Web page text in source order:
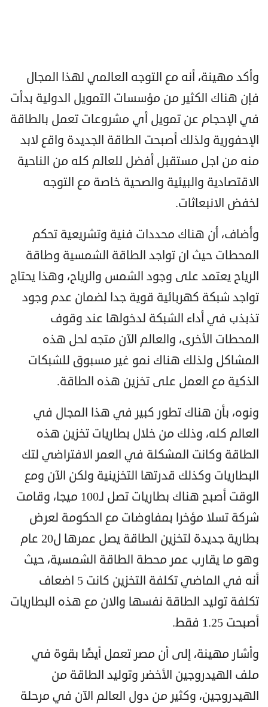
وأكد مهينة، أنه مع التوجه العالمي لهذا المجال
فإن هناك الكثير من مؤسسات التمويل الدولية بدأت
في الإحجام عن تمويل أي مشروعات تعمل بالطاقة
الإحفورية ولذلك أصبحت الطاقة الجديدة واقع لابد
منه من اجل مستقبل أفضل للعالم كله من الناحية
الاقتصادية والبيئية والصحية خاصة مع التوجه
لخفض الانبعاثات.
وأضاف، أن هناك محددات فنية وتشريعية تحكم
المحطات حيث ان تواجد الطاقة الشمسية وطاقة
الرياح يعتمد على وجود الشمس والرياح، وهذا يحتاج
تواجد شبكة كهربائية قوية جدا لضمان عدم وجود
تذبذب في أداء الشبكة لدخولها عند وقوف
المحطات الأخرى، والعالم الآن متجه لحل هذه
المشاكل ولذلك هناك نمو غير مسبوق للشبكات
الذكية مع العمل على تخزين هذه الطاقة.
ونوه، بأن هناك تطور كبير في هذا المجال في
العالم كله، وذلك من خلال بطاريات تخزين هذه
الطاقة وكانت المشكلة في العمر الافتراضي لتك
البطاريات وكذلك قدرتها التخزينية ولكن الآن ومع
الوقت أصبح هناك بطاريات تصل لـ100 ميجا، وقامت
شركة تسلا مؤخرا بمفاوضات مع الحكومة لعرض
بطارية جديدة لتخزين الطاقة يصل عمرها ل20 عام
وهو ما يقارب عمر محطة الطاقة الشمسية، حيث
أنه في الماضي تكلفة التخزين كانت 5 اضعاف
تكلفة توليد الطاقة نفسها والان مع هذه البطاريات
أصبحت 1.25 فقط.
وأشار مهينة، إلى أن مصر تعمل أيضًا بقوة في
ملف الهيدروجين الأخضر وتوليد الطاقة من
الهيدروجين، وكثير من دول العالم الآن في مرحلة